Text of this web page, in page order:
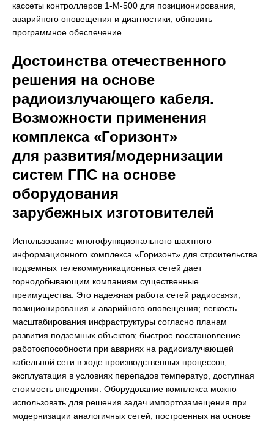
кассеты контроллеров 1-М-500 для позиционирования,
аварийного оповещения и диагностики, обновить
программное обеспечение.
Достоинства отечественного
решения на основе
радиоизлучающего кабеля.
Возможности применения
комплекса «Горизонт»
для развития/модернизации
систем ГПС на основе
оборудования
зарубежных изготовителей
Использование многофункционального шахтного
информационного комплекса «Горизонт» для строительства
подземных телекоммуникационных сетей дает
горнодобывающим компаниям существенные
преимущества. Это надежная работа сетей радиосвязи,
позиционирования и аварийного оповещения; легкость
масштабирования инфраструктуры согласно планам
развития подземных объектов; быстрое восстановление
работоспособности при авариях на радиоизлучающей
кабельной сети в ходе производственных процессов,
эксплуатация в условиях перепадов температур, доступная
стоимость внедрения. Оборудование комплекса можно
использовать для решения задач импортозамещения при
модернизации аналогичных сетей, построенных на основе